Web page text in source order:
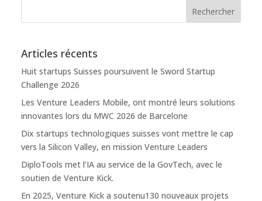
Articles récents
Huit startups Suisses poursuivent le Sword Startup
Challenge 2026
Les Venture Leaders Mobile, ont montré leurs solutions
innovantes lors du MWC 2026 de Barcelone
Dix startups technologiques suisses vont mettre le cap
vers la Silicon Valley, en mission Venture Leaders
DiploTools met l’IA au service de la GovTech, avec le
soutien de Venture Kick.
En 2025, Venture Kick a soutenu130 nouveaux projets